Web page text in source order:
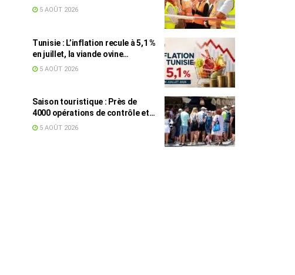
septembre
5 AOÛT 2026
Tunisie : L’inflation recule à 5,1 %
en juillet, la viande ovine
toujours en tête des hausses
5 AOÛT 2026
Saison touristique : Près de
4000 opérations de contrôle et
6,75 millions de dinars pour
5 AOÛT 2026